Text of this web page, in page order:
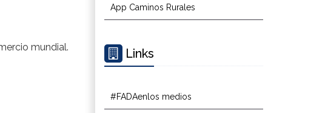
mundial.
App Caminos Rurales
Links
#FADAenlos medios